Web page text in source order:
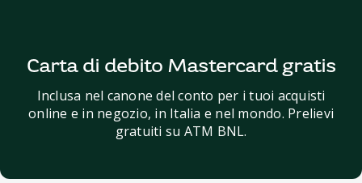
Carta di debito Mastercard gratis
Inclusa nel canone del conto per i tuoi acquisti
online e in negozio, in Italia e nel mondo. Prelievi
gratuiti su ATM BNL.